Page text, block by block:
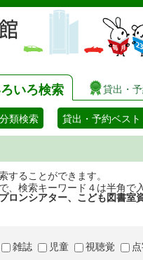
いろ検索 貸出・
類検索 貸出・予約ベスト
することができます。
、検索キーワード４は半角で
ロンシアター、こども図書室
雑誌 児童 視聴覚